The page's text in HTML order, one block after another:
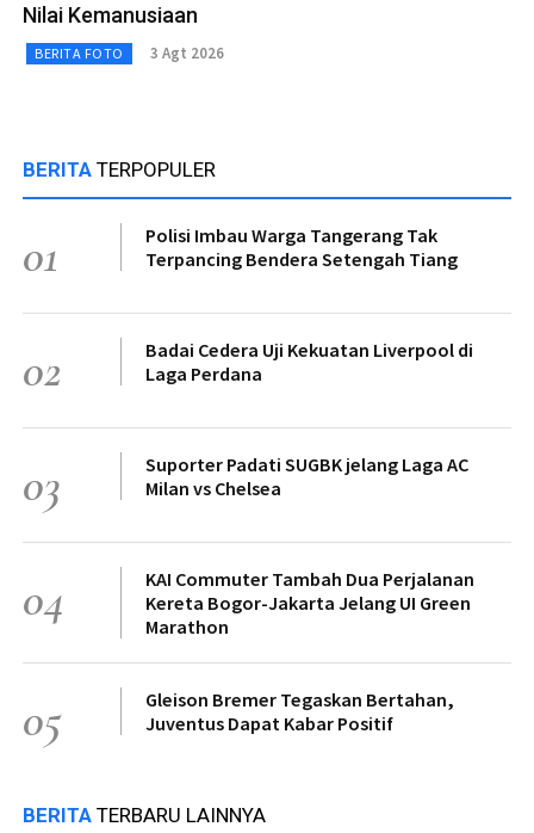
Nilai Kemanusiaan
BERITA FOTO 3 Agt 2026
BERITA TERPOPULER
01
Polisi Imbau Warga Tangerang Tak
Terpancing Bendera Setengah Tiang
02
Badai Cedera Uji Kekuatan Liverpool di
Laga Perdana
03
Suporter Padati SUGBK jelang Laga AC
Milan vs Chelsea
04
KAI Commuter Tambah Dua Perjalanan
Kereta Bogor-Jakarta Jelang UI Green
Marathon
05
Gleison Bremer Tegaskan Bertahan,
Juventus Dapat Kabar Positif
BERITA TERBARU LAINNYA